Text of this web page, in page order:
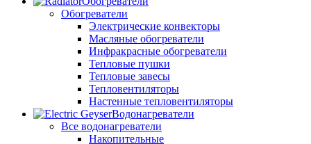
Обогреватели
Электрические конвекторы
Масляные обогреватели
Инфракрасные обогреватели
Тепловые пушки
Тепловые завесы
Тепловентиляторы
Настенные тепловентиляторы
Водонагреватели
Все водонагреватели
Накопительные